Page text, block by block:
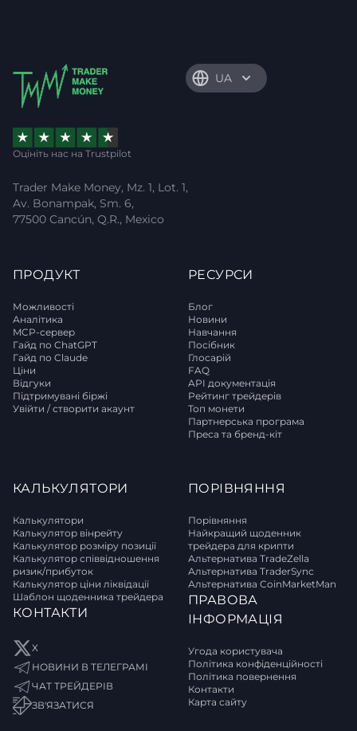
UA
Оцініть нас на Trustpilot
Trader Make Money, Mz. 1, Lot. 1,
Av. Bonampak, Sm. 6,
77500 Cancún, Q.R., Mexico
ПРОДУКТ
Можливості
Аналітика
MCP-сервер
Гайд по ChatGPT
Гайд по Claude
Ціни
Відгуки
Підтримувані біржі
Увійти / створити акаунт
РЕСУРСИ
Блог
Новини
Навчання
Посібник
Глосарій
FAQ
API документація
Рейтинг трейдерів
Топ монети
Партнерська програма
Преса та бренд-кіт
КАЛЬКУЛЯТОРИ
Калькулятори
Калькулятор вінрейту
Калькулятор розміру позиції
Калькулятор співвідношення
ризик/прибуток
Калькулятор ціни ліквідації
Шаблон щоденника трейдера
КОНТАКТИ
X
НОВИНИ В ТЕЛЕГРАМІ
ЧАТ ТРЕЙДЕРІВ
ЗВ'ЯЗАТИСЯ
ПОРІВНЯННЯ
Порівняння
Найкращий щоденник
трейдера для крипти
Альтернатива TradeZella
Альтернатива TraderSync
Альтернатива CoinMarketMan
ПРАВОВА
ІНФОРМАЦІЯ
Угода користувача
Політика конфіденційності
Політика повернення
Контакти
Карта сайту